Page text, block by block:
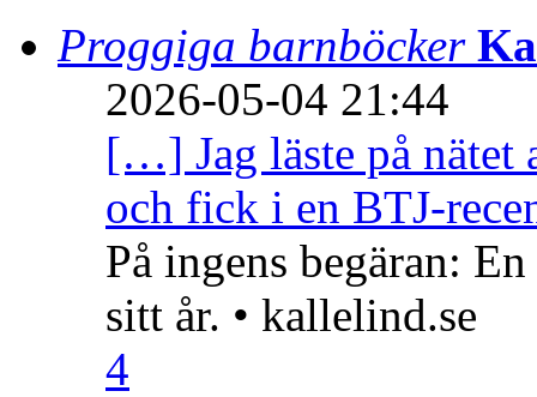
Proggiga barnböcker
2026-05-04 21:44
[…] Jag läste på nätet
och fick i en BTJ-
På ingens begäran:
sitt år. • kallelind.se
4